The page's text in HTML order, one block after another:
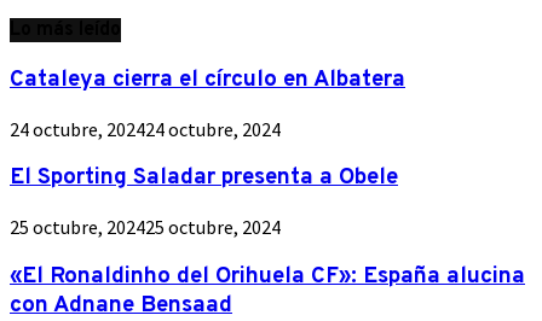
Cataleya cierra el círculo en Albatera
24 octubre, 202424 octubre, 2024
El Sporting Saladar presenta a Obele
25 octubre, 202425 octubre, 2024
«El Ronaldinho del Orihuela CF»: España alucina
con Adnane Bensaad